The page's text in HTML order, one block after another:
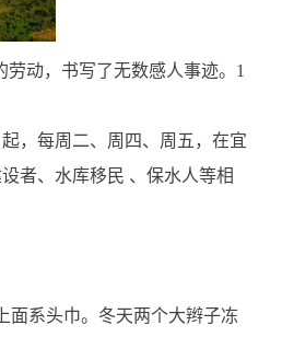
动，书写了无数感人事迹。1
，每周二、周四、周五，在宜
者、水库移民 、保水人等相
面系头巾。冬天两个大辫子冻